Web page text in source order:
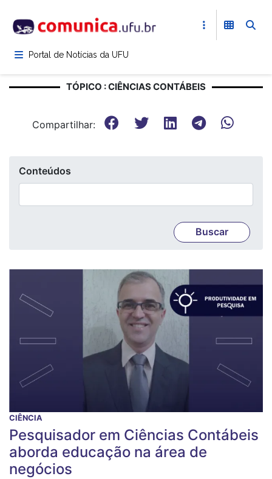
para
conteúdoPortal de Notícias da UFU
TÓPICO : CIÊNCIAS CONTÁBEIS
Compartilhar:
Conteúdos
CIÊNCIA
Pesquisador em Ciências Contábeis
aborda educação na área de
negócios